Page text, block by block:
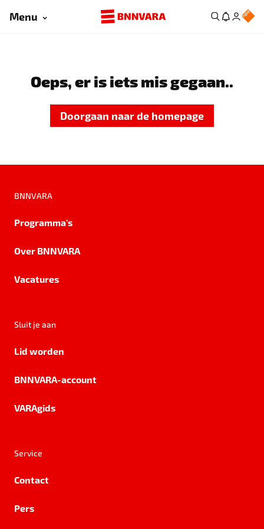
Menu
Oeps, er is iets mis gegaan..
Doorgaan naar de homepage
BNNVARA
Programma's
Over BNNVARA
Vacatures
Sluit je aan
Lid worden
BNNVARA-account
VARAgids
Service
Contact
Pers